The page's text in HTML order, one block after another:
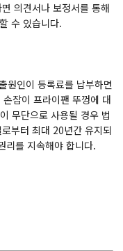
의견서나 보정서를 통해
수 있습니다.
원인이 등록료를 납부하면
잡이 프라이팬 뚜껑에 대
무단으로 사용될 경우 법
부터 최대 20년간 유지되
리를 지속해야 합니다.